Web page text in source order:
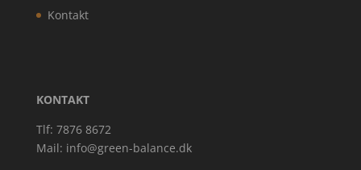
Kontakt
KONTAKT
Tlf: 7876 8672
Mail: info@green-balance.dk